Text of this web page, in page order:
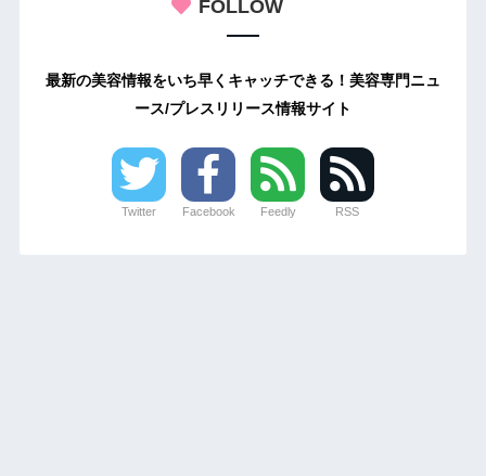
FOLLOW
最新の美容情報をいち早くキャッチできる！美容専門ニュ
ース/プレスリリース情報サイト
Twitter Facebook Feedly RSS